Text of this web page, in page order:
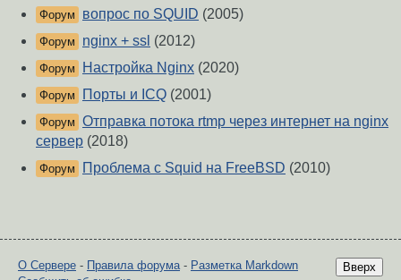
Форум вопрос по SQUID (2005)
Форум nginx + ssl (2012)
Форум Настройка Nginx (2020)
Форум Порты и ICQ (2001)
Форум Отправка потока rtmp через интернет на nginx
сервер (2018)
Форум Проблема с Squid на FreeBSD (2010)
Вверх
О Сервере - Правила форума- Разметка Markdown